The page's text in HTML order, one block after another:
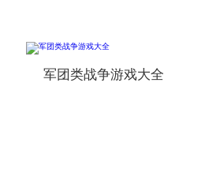
军团类战争游戏大全